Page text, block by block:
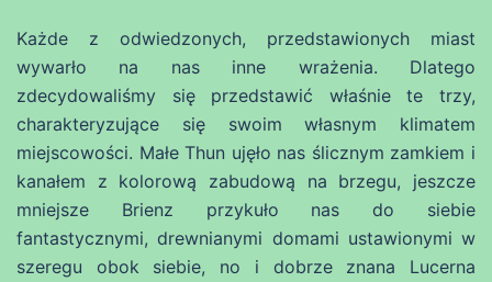
Każde z odwiedzonych, przedstawionych miast
wywarło na nas inne wrażenia. Dlatego
zdecydowaliśmy się przedstawić właśnie te trzy,
charakteryzujące się swoim własnym klimatem
miejscowości. Małe Thun ujęło nas ślicznym zamkiem i
kanałem z kolorową zabudową na brzegu, jeszcze
mniejsze Brienz przykuło nas do siebie
fantastycznymi, drewnianymi domami ustawionymi w
szeregu obok siebie, no i dobrze znana Lucerna